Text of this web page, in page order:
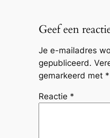
Geef een
Je e-mailadres
gepubliceerd.
gemarkeerd met *
Reactie *